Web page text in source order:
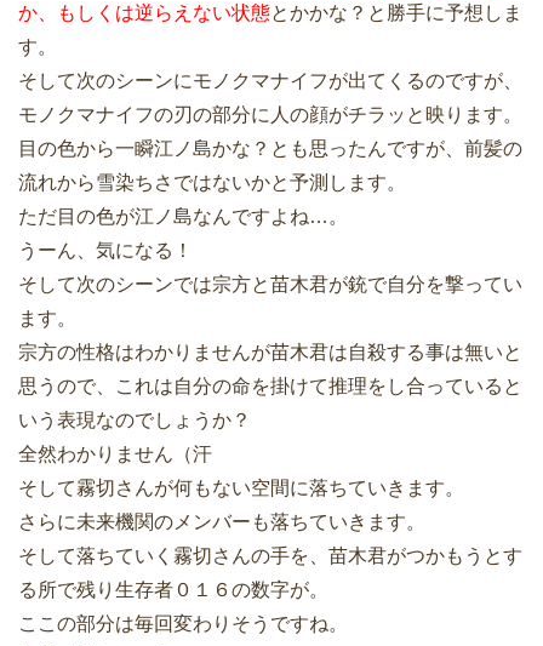
か、もしくは逆らえない状態とかかな？と勝手に予想しま
す。
そして次のシーンにモノクマナイフが出てくるのですが、
モノクマナイフの刃の部分に人の顔がチラッと映ります。
目の色から一瞬江ノ島かな？とも思ったんですが、前髪の
流れから雪染ちさではないかと予測します。
ただ目の色が江ノ島なんですよね…。
うーん、気になる！
そして次のシーンでは宗方と苗木君が銃で自分を撃ってい
ます。
宗方の性格はわかりませんが苗木君は自殺する事は無いと
思うので、これは自分の命を掛けて推理をし合っていると
いう表現なのでしょうか？
全然わかりません（汗
そして霧切さんが何もない空間に落ちていきます。
さらに未来機関のメンバーも落ちていきます。
そして落ちていく霧切さんの手を、苗木君がつかもうとす
る所で残り生存者０１６の数字が。
ここの部分は毎回変わりそうですね。